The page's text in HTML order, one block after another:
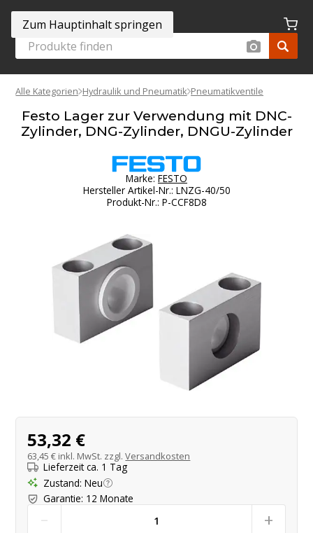
Zum Hauptinhalt springen
Alle Kategorien Hydraulik und Pneumatik Pneumatikventile
Festo Lager zur Verwendung mit DNC-
Zylinder, DNG-Zylinder, DNGU-Zylinder
Marke: FESTO
Hersteller Artikel-Nr.: LNZG-40/50
Produkt-Nr.: P-CCF8D8
Produktangebot
53,32 €
63,45 € inkl. MwSt. zzgl.Versandkosten
Lieferzeit ca. 1 Tag
Zustand: Neu
Garantie: 12 Monate
- +